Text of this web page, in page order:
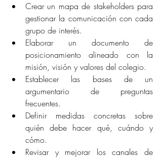
Crear un mapa de stakeholders para
gestionar la comunicación con cada
grupo de interés.
Elaborar un documento de
posicionamiento alineado con la
misión, visión y valores del colegio.
Establecer las bases de un
argumentario de preguntas
frecuentes.
Definir medidas concretas sobre
quién debe hacer qué, cuándo y
cómo.
Revisar y mejorar los canales de